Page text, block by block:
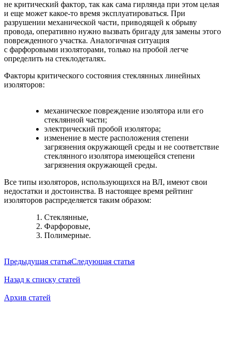
не критический фактор, так как сама гирлянда при этом целая
и еще может какое-то время эксплуатироваться. При
разрушении механической части, приводящей к обрыву
провода, оперативно нужно вызвать бригаду для замены этого
поврежденного участка. Аналогичная ситуация
с фарфоровыми изоляторами, только на пробой легче
определить на стеклодеталях.
Факторы критического состояния стеклянных линейных
изоляторов:
механическое повреждение изолятора или его
стеклянной части;
электрический пробой изолятора;
изменение в месте расположения степени
загрязнения окружающей среды и не соответствие
стеклянного изолятора имеющейся степени
загрязнения окружающей среды.
Все типы изоляторов, использующихся на ВЛ, имеют свои
недостатки и достоинства. В настоящее время рейтинг
изоляторов распределяется таким образом:
Стеклянные,
Фарфоровые,
Полимерные.
Предыдущая статьяСледующая статья
Назад к списку статей
Архив статей